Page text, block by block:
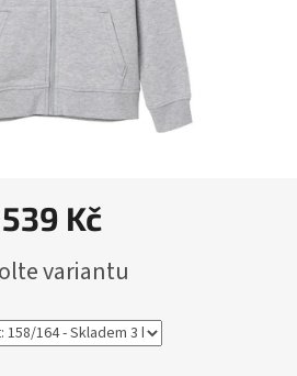
539 Kč
cena:
variantu